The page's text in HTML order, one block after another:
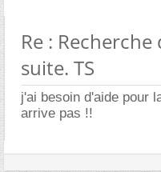
Re :
suite. TS
j'ai besoin d'aide pour
arrive pas !!